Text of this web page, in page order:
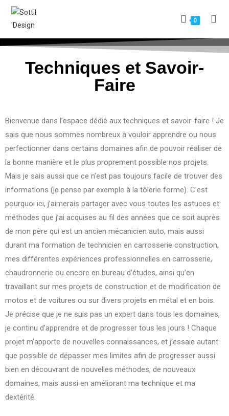
0
Techniques et Savoir-
Faire
Bienvenue dans l’espace dédié aux techniques et savoir-faire ! Je
sais que nous sommes nombreux à vouloir apprendre ou nous
perfectionner dans certains domaines afin de pouvoir réaliser de
la bonne manière et le plus proprement possible nos projets.
Mais je sais aussi que ce n’est pas toujours facile de trouver des
informations (je pense par exemple à la tôlerie forme). C’est
pourquoi ici, j’aimerais partager avec vous toutes les astuces et
méthodes que j’ai acquises au fil des années que ce soit auprès
de mon père qui est un ancien mécanicien auto, mais aussi
durant ma formation de technicien en carrosserie construction,
mes différentes expériences professionnelles en carrosserie,
chaudronnerie ou encore en bureau d’études, ainsi qu’en
travaillant sur mes projets de construction et de modification de
motos et de voitures ou sur divers projets en métal et en bois.
Je précise que je ne suis pas un expert dans tous les domaines,
je continu d’apprendre et de progresser tous les jours ! Chaque
projet m’apporte de nouvelles connaissances, et j’essaie autant
que possible de dépasser mes limites afin de progresser aussi
bien en découvrant de nouvelles méthodes, de nouveaux
domaines, mais aussi en améliorant ma technique et ma
dextérité.